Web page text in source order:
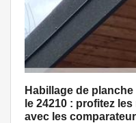
Habillage de
le 24210 : profitez
avec les